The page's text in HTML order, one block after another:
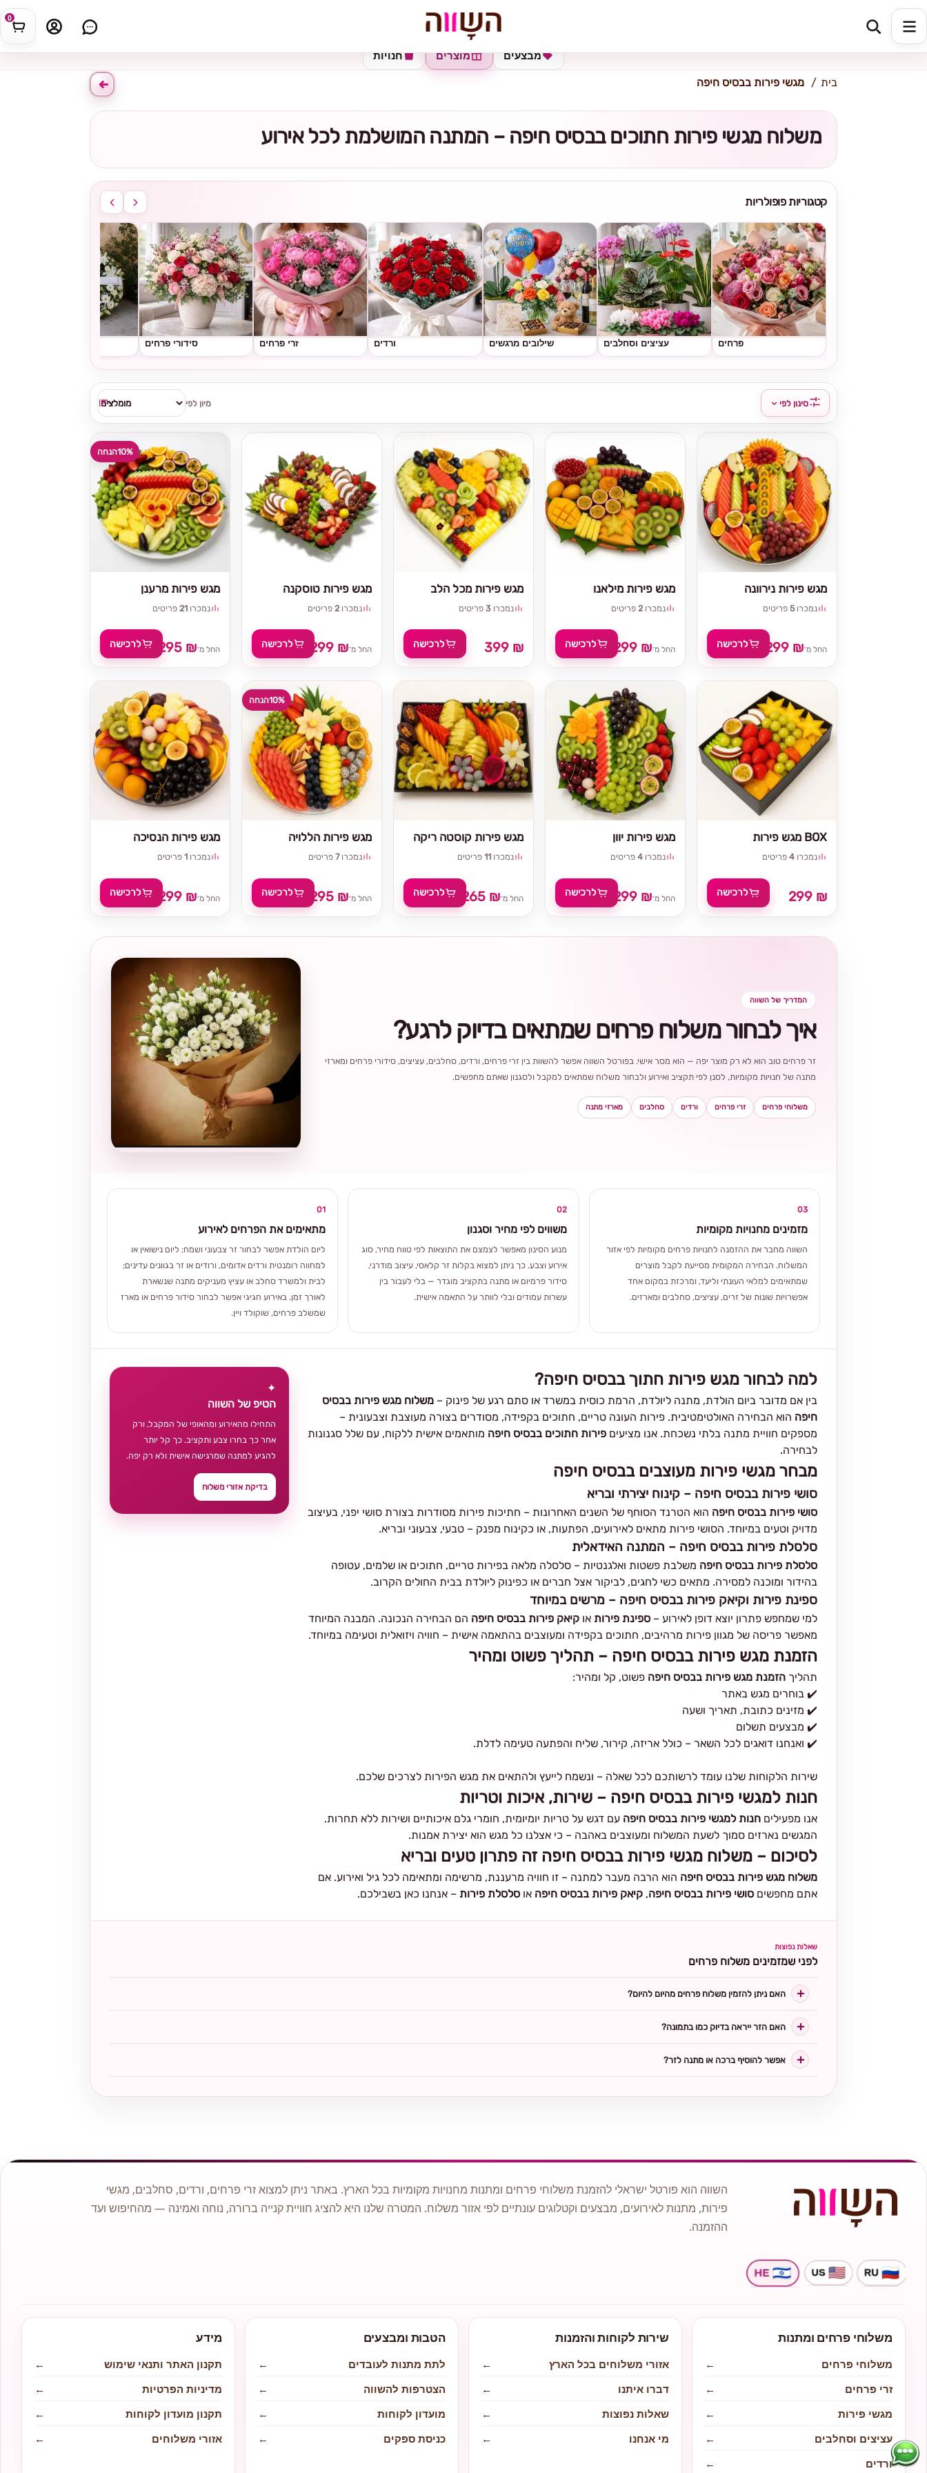
0 כתובת למשלוח
חנויות מוצרים מבצעים
בית מגשי פירות בבסיס חיפה
משלוח מגשי פירות חתוכים בבסיס חיפה – המתנה המושלמת לכל אירוע
קטגוריות פופולריות
פרחים עציצים וסחלבים שילובים מרגשים ורדים זרי פרחים סידורי פרחים
מיון לפי סינון לפי
10%הנחה
מגש פירות מרענן
נמכרו 21 פריטים
החל מ־295 ₪
329 ₪לרכישה
מגש פירות טוסקנה
נמכרו 2 פריטים
החל מ־299 ₪ לרכישה
מגש פירות מכל הלב
נמכרו 3 פריטים
399 ₪ לרכישה
מגש פירות מילאנו
נמכרו 2 פריטים
החל מ־299 ₪ לרכישה
מגש פירות נירוונה
נמכרו5 פריטים
החל מ־299 ₪ לרכישה
מגש פירות הנסיכה
נמכרו 1 פריטים
החל מ־299 ₪ לרכישה
10%הנחה
מגש פירות הללויה
נמכרו7 פריטים
החל מ־295 ₪
329 ₪לרכישה
מגש פירות קוסטה ריקה
נמכרו 11 פריטים
החל מ־265 ₪ לרכישה
מגש פירות יוון
נמכרו 4 פריטים
החל מ־299 ₪ לרכישה
מגש פירות BOX
נמכרו 4 פריטים
299 ₪ לרכישה
המדריך של השווה
איך לבחור משלוח פרחים שמתאים בדיוק לרגע?
זר פרחים טוב הוא לא רק מוצר יפה — הוא מסר אישי. בפורטל השווה אפשר להשוות בין זרי פרחים, ורדים, סחלבים, עציצים, סידורי פרחים ומארזי
מתנה של חנויות מקומיות, לסנן לפי תקציב ואירוע ולבחור משלוח שמתאים למקבל ולסגנון שאתם מחפשים.
משלוחי פרחים זרי פרחים ורדים סחלבים מארזי מתנה
01
מתאימים את הפרחים לאירוע
ליום הולדת אפשר לבחור זר צבעוני ושמח; ליום נישואין או
למחווה רומנטית ורדים אדומים, ורודים או זר בגוונים עדינים;
לבית ולמשרד סחלב או עציץ מעניקים מתנה שנשארת
לאורך זמן. באירוע חגיגי אפשר לבחור סידור פרחים או מארז
שמשלב פרחים, שוקולד ויין.
02
משווים לפי מחיר וסגנון
מנוע הסינון מאפשר לצמצם את התוצאות לפי טווח מחיר, סוג
אירוע וצבע. כך ניתן למצוא בקלות זר קלאסי, עיצוב מודרני,
סידור פרמיום או מתנה בתקציב מוגדר — בלי לעבור בין
עשרות עמודים ובלי לוותר על התאמה אישית.
03
מזמינים מחנויות מקומיות
השווה מחבר את ההזמנה לחנויות פרחים מקומיות לפי אזור
המשלוח. הבחירה המקומית מסייעת לקבל מוצרים
שמתאימים למלאי העונתי וליעד, ומרכזת במקום אחד
אפשרויות שונות של זרים, עציצים, סחלבים ומארזים.
למה לבחור מגש פירות חתוך בבסיס חיפה?
בין אם מדובר ביום הולדת, מתנה ליולדת, הרמת כוסית במשרד או סתם רגע של פינוק – משלוח מגש פירות בבסיס
חיפה הוא הבחירה האולטימטיבית. פירות העונה טריים, חתוכים בקפידה, מסודרים בצורה מעוצבת וצבעונית –
מספקים חוויית מתנה בלתי נשכחת. אנו מציעים פירות חתוכים בבסיס חיפה מותאמים אישית ללקוח, עם שלל סגנונות
לבחירה.
מבחר מגשי פירות מעוצבים בבסיס חיפה
סושי פירות בבסיס חיפה – קינוח יצירתי ובריא
סושי פירות בבסיס חיפה הוא הטרנד הסוחף של השנים האחרונות – חתיכות פירות מסודרות בצורת סושי יפני, בעיצוב
מדויק וטעים במיוחד. הסושי פירות מתאים לאירועים, הפתעות, או כקינוח מפנק – טבעי, צבעוני ובריא.
סלסלת פירות בבסיס חיפה – המתנה האידאלית
סלסלת פירות בבסיס חיפה משלבת פשטות ואלגנטיות – סלסלה מלאה בפירות טריים, חתוכים או שלמים, עטופה
בהידור ומוכנה למסירה. מתאים כשי לחגים, לביקור אצל חברים או כפינוק ליולדת בבית החולים הקרוב.
ספינת פירות וקיאק פירות בבסיס חיפה – מרשים במיוחד
למי שמחפש פתרון יוצא דופן לאירוע – ספינת פירות או קיאק פירות בבסיס חיפה הם הבחירה הנכונה. המבנה המיוחד
מאפשר פריסה של מגוון פירות מרהיבים, חתוכים בקפידה ומעוצבים בהתאמה אישית – חוויה ויזואלית וטעימה במיוחד.
הזמנת מגש פירות בבסיס חיפה – תהליך פשוט ומהיר
תהליך הזמנת מגש פירות בבסיס חיפה פשוט, קל ומהיר:
✔️ בוחרים מגש באתר
✔️ מזינים כתובת, תאריך ושעה
✔️ מבצעים תשלום
✔️ ואנחנו דואגים לכל השאר – כולל אריזה, קירור, שליח והפתעה טעימה לדלת.
שירות הלקוחות שלנו עומד לרשותכם לכל שאלה – ונשמח לייעץ ולהתאים את מגש הפירות לצרכים שלכם.
חנות למגשי פירות בבסיס חיפה – שירות, איכות וטריות
אנו מפעילים חנות למגשי פירות בבסיס חיפה עם דגש על טריות יומיומית, חומרי גלם איכותיים ושירות ללא תחרות.
המגשים נארזים סמוך לשעת המשלוח ומעוצבים באהבה – כי אצלנו כל מגש הוא יצירת אמנות.
לסיכום – משלוח מגשי פירות בבסיס חיפה זה פתרון טעים ובריא
משלוח מגש פירות בבסיס חיפה הוא הרבה מעבר למתנה – זו חוויה מרעננת, מרשימה ומתאימה לכל גיל ואירוע. אם
אתם מחפשים סושי פירות בבסיס חיפה, קיאק פירות בבסיס חיפה או סלסלת פירות – אנחנו כאן בשבילכם.
✦
הטיפ של השווה
התחילו מהאירוע ומהאופי של המקבל, ורק
אחר כך בחרו צבע ותקציב. כך קל יותר
להגיע למתנה שמרגישה אישית ולא רק יפה.
בדיקת אזורי משלוח
שאלות נפוצות
לפני שמזמינים משלוח פרחים
האם ניתן להזמין משלוח פרחים מהיום להיום?
האם הזר ייראה בדיוק כמו בתמונה?
אפשר להוסיף ברכה או מתנה לזר?
השווה הוא פורטל ישראלי להזמנת משלוחי פרחים ומתנות מחנויות מקומיות בכל הארץ. באתר ניתן למצוא זרי פרחים, ורדים, סחלבים, מגשי
פירות, מתנות לאירועים, מבצעים וקטלוגים עונתיים לפי אזור משלוח. המטרה שלנו היא להציג חוויית קנייה ברורה, נוחה ואמינה — מהחיפוש ועד
ההזמנה.
משלוחי פרחים ומתנות
משלוחי פרחים
←
זרי פרחים
←
מגשי פירות
←
עציצים וסחלבים
←
ורדים
←
שירות לקוחות והזמנות
אזורי משלוחים בכל הארץ
←
דברו איתנו
←
שאלות נפוצות
←
מי אנחנו
←
הטבות ומבצעים
לתת מתנות לעובדים
←
הצטרפות להשווה
←
מועדון לקוחות
←
כניסת ספקים
←
מידע
תקנון האתר ותנאי שימוש
←
מדיניות הפרטיות
←
תקנון מועדון לקוחות
←
אזורי משלוחים
←